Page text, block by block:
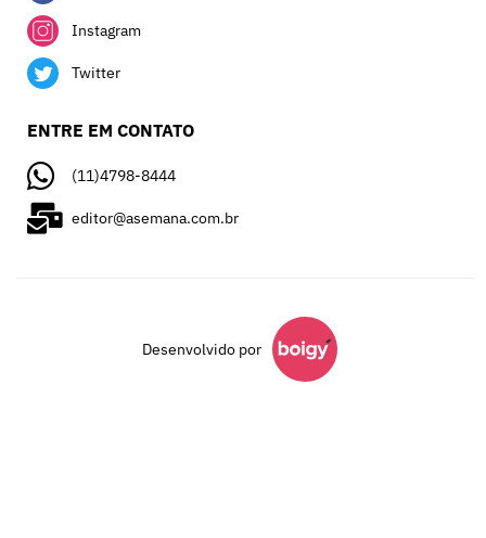
Instagram
Twitter
ENTRE EM CONTATO
(11)4798-8444
editor@asemana.com.br
Desenvolvido por